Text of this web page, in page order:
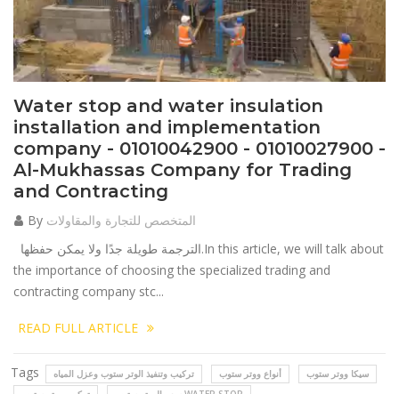
Water stop and water insulation
installation and implementation
company - 01010042900 - 01010027900 -
Al-Mukhassas Company for Trading
and Contracting
By المتخصص للتجارة والمقاولات
the importance of choosing the specialized trading and
contracting company stc...
READ FULL ARTICLE
Tags تركيب وتنفيذ الوتر ستوب وعزل المياه أنواع ووتر ستوب
سيكا ووتر ستوب